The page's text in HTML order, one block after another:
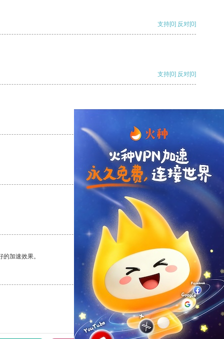
支持[0] 反对[0]
支持[0] 反对[0]
支持 [0] 反对[0]
支持[0] 反对
加速效果。
支持[0] 反对[0]